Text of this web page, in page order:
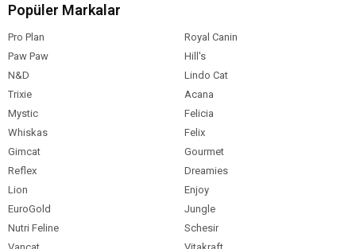
Popüler Markalar
Pro Plan
Royal Canin
Paw Paw
Hill's
N&D
Lindo Cat
Trixie
Acana
Mystic
Felicia
Whiskas
Felix
Gimcat
Gourmet
Reflex
Dreamies
Lion
Enjoy
EuroGold
Jungle
Nutri Feline
Schesir